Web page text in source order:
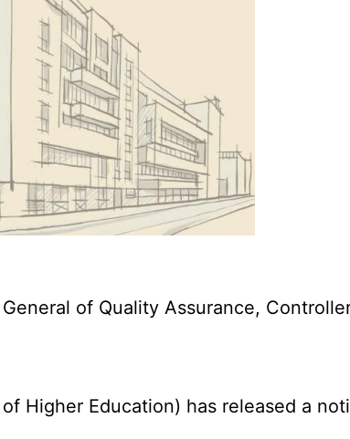
of Quality Assurance,
Higher Education) has released a